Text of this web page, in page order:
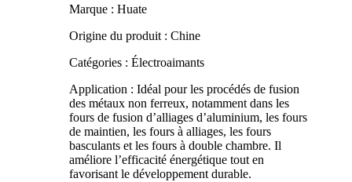
Marque : Huate
Origine du produit : Chine
Catégories : Électroaimants
Application : Idéal pour les procédés de fusion
des métaux non ferreux, notamment dans les
fours de fusion d’alliages d’aluminium, les fours
de maintien, les fours à alliages, les fours
basculants et les fours à double chambre. Il
améliore l’efficacité énergétique tout en
favorisant le développement durable.